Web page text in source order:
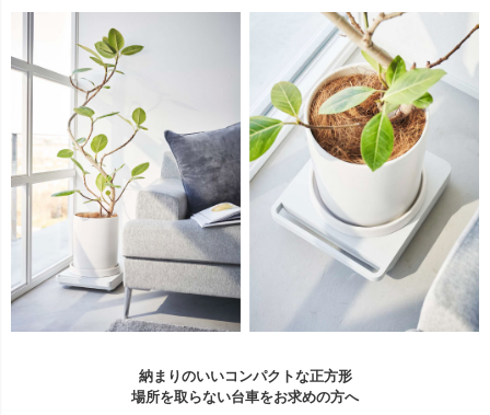
納まりのいいコンパクトな正方形
場所を取らない台車をお求めの方へ